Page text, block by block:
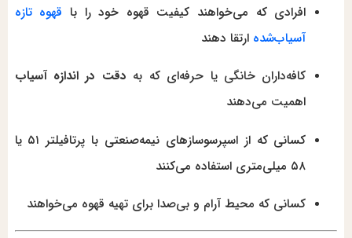
افرادی که می‌خواهند کیفیت قهوه خود را با قهوه تازه
آسیاب‌شده ارتقا دهند
کافه‌داران خانگی یا حرفه‌ای که به دقت در اندازه آسیاب
اهمیت می‌دهند
کسانی که از اسپرسوسازهای نیمه‌صنعتی با پرتافیلتر ۵۱ یا
۵۸ میلی‌متری استفاده می‌کنند
کسانی که محیط آرام و بی‌صدا برای تهیه قهوه می‌خواهند